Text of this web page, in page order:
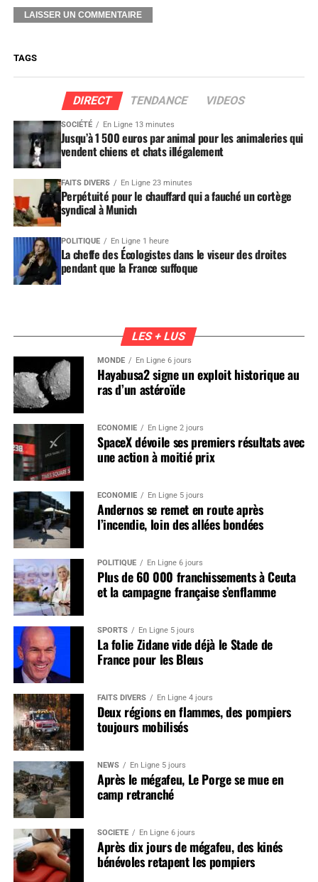
TAGS
DIRECT TENDANCE VIDEOS
SOCIÉTÉ En Ligne 13 minutes
Jusqu’à 1 500 euros par animal pour les animaleries qui
vendent chiens et chats illégalement
FAITS DIVERS En Ligne 23 minutes
Perpétuité pour le chauffard qui a fauché un cortège
syndical à Munich
POLITIQUE En Ligne 1 heure
La cheffe des Écologistes dans le viseur des droites
pendant que la France suffoque
LES + LUS
MONDE En Ligne 6 jours
Hayabusa2 signe un exploit historique au
ras d’un astéroïde
ÉCONOMIE En Ligne 2 jours
SpaceX dévoile ses premiers résultats avec
une action à moitié prix
ÉCONOMIE En Ligne 5 jours
Andernos se remet en route après
l’incendie, loin des allées bondées
POLITIQUE En Ligne 6 jours
Plus de 60 000 franchissements à Ceuta
et la campagne française s’enflamme
SPORTS En Ligne 5 jours
La folie Zidane vide déjà le Stade de
France pour les Bleus
FAITS DIVERS En Ligne 4 jours
Deux régions en flammes, des pompiers
toujours mobilisés
NEWS En Ligne 5 jours
Après le mégafeu, Le Porge se mue en
camp retranché
SOCIÉTÉ En Ligne 6 jours
Après dix jours de mégafeu, des kinés
bénévoles retapent les pompiers